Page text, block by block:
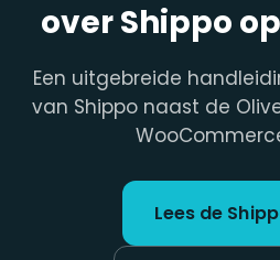
over Shippo
Een uitgebreide
van Shippo naast de
Lees de